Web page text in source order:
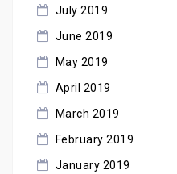
July 2019
June 2019
May 2019
April 2019
March 2019
February 2019
January 2019